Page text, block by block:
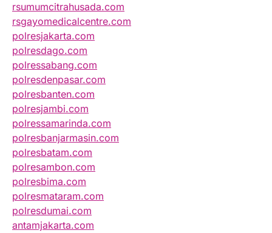
rsumumcitrahusada.com
rsgayomedicalcentre.com
polresjakarta.com
polresdago.com
polressabang.com
polresdenpasar.com
polresbanten.com
polresjambi.com
polressamarinda.com
polresbanjarmasin.com
polresbatam.com
polresambon.com
polresbima.com
polresmataram.com
polresdumai.com
antamjakarta.com